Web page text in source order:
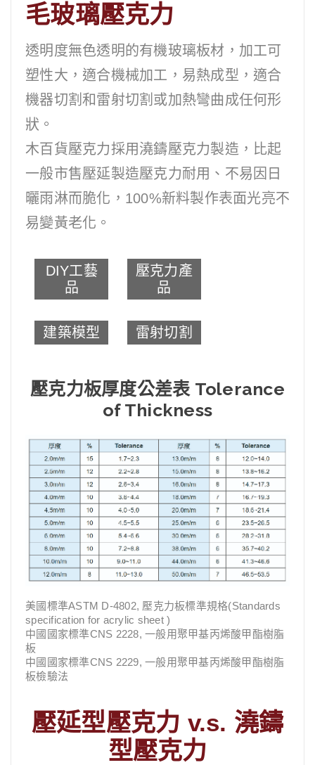
毛玻璃壓克力
透明度無色透明的有機玻璃板材，加工可
塑性大，適合機械加工，易熱成型，適合
機器切割和雷射切割或加熱彎曲成任何形
狀。
木百貨壓克力採用澆鑄壓克力製造，比起
一般市售壓延製造壓克力耐用、不易因日
曬雨淋而脆化，100%新料製作表面光亮不
易變黃老化。
DIY工藝
品
壓克力產
品
建築模型 雷射切割
壓克力板厚度公差表 Tolerance
of Thickness
美國標準ASTM D-4802, 壓克力板標準規格(Standards
specification for acrylic sheet )
中國國家標準CNS 2228, 一般用聚甲基丙烯酸甲酯樹脂
板
中國國家標準CNS 2229, 一般用聚甲基丙烯酸甲酯樹脂
板檢驗法
壓延型壓克力 v.s. 澆鑄
型壓克力